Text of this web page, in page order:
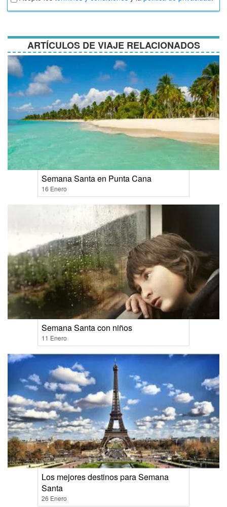
términos
y
ARTÍCULOS DE VIAJE RELACIONADOS
Semana Santa en Punta Cana
16 Enero
Semana Santa con niños
11 Enero
Los mejores destinos para Semana
Santa
26 Enero